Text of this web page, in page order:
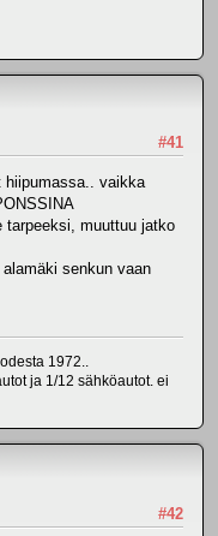
#41
hiipumassa.. vaikka
tarpeeksi, muuttuu jatko
senkun vaan
1972..
ja 1/12 sähköautot. ei
#42